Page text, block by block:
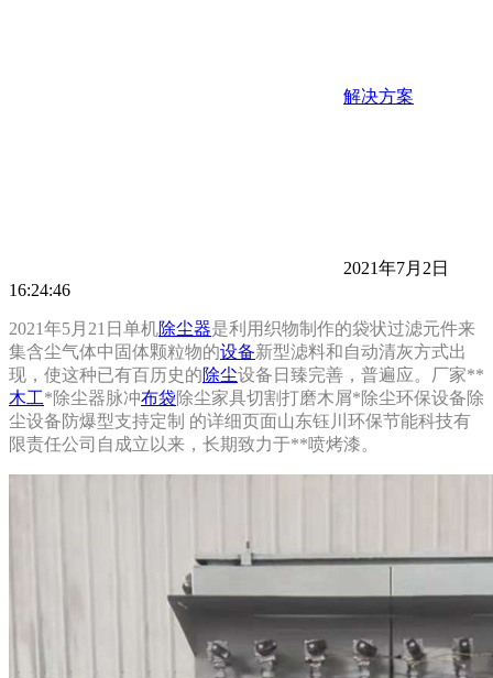
解决方案
2021年7月2日
16:24:46
2021年5月21日单机除尘器是利用织物制作的袋状过滤元件来
集含尘气体中固体颗粒物的设备新型滤料和自动清灰方式出
现，使这种已有百历史的除尘设备日臻完善，普遍应。厂家**
木工*除尘器脉冲布袋除尘家具切割打磨木屑*除尘环保设备除
尘设备防爆型支持定制 的详细页面山东钰川环保节能科技有
限责任公司自成立以来，长期致力于**喷烤漆。